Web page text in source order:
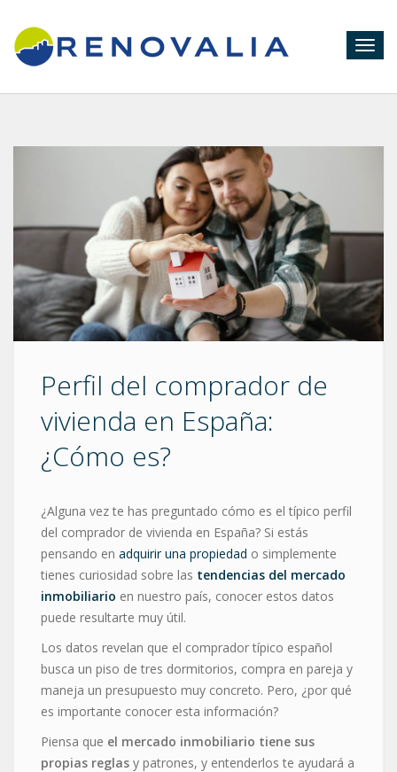
Perfil del comprador de
vivienda en España:
¿Cómo es?
¿Alguna vez te has preguntado cómo es el típico perfil
del comprador de vivienda en España? Si estás
pensando en adquirir una propiedad o simplemente
tienes curiosidad sobre las tendencias del mercado
inmobiliario en nuestro país, conocer estos datos
puede resultarte muy útil.
Los datos revelan que el comprador típico español
busca un piso de tres dormitorios, compra en pareja y
maneja un presupuesto muy concreto. Pero, ¿por qué
es importante conocer esta información?
Piensa que el mercado inmobiliario tiene sus
propias reglas y patrones, y entenderlos te ayudará a